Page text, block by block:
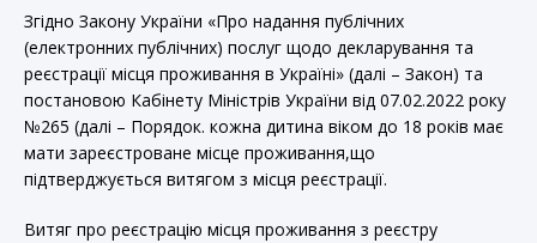
Згідно Закону України «Про надання публічних
(електронних публічних) послуг щодо декларування та
реєстрації місця проживання в Україні» (далі – Закон) та
постановою Кабінету Міністрів України від 07.02.2022 року
№265 (далі – Порядок. кожна дитина віком до 18 років має
мати зареєстроване місце проживання,що
підтверджується витягом з місця реєстрації.
Витяг про реєстрацію місця проживання з реєстру